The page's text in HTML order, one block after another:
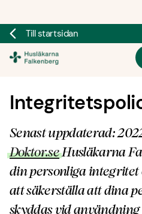
Till startsidan
Senast uppdaterad:
Doktor.seHusläkarna
din personliga
att säkerställa att dina
skyddas vid